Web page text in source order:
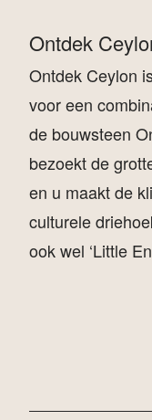
Ontdek
Ontdek Ceylon
voor een
de bouwsteen
bezoekt de
en u maakt de
culturele
ook wel ‘Little